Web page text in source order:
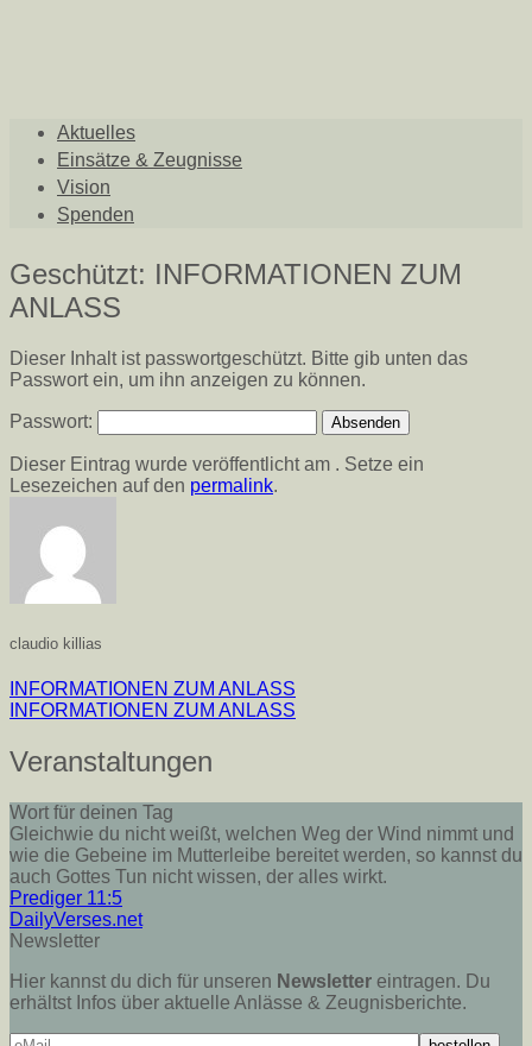
Aktuelles
Einsätze & Zeugnisse
Vision
Spenden
Geschützt: INFORMATIONEN ZUM
ANLASS
Dieser Inhalt ist passwortgeschützt. Bitte gib unten das
Passwort ein, um ihn anzeigen zu können.
Passwort:
Dieser Eintrag wurde veröffentlicht am . Setze ein
Lesezeichen auf den permalink.
claudio killias
INFORMATIONEN ZUM ANLASS
INFORMATIONEN ZUM ANLASS
Veranstaltungen
Wort für deinen Tag
Gleichwie du nicht weißt, welchen Weg der Wind nimmt und
wie die Gebeine im Mutterleibe bereitet werden, so kannst du
auch Gottes Tun nicht wissen, der alles wirkt.
Prediger 11:5
DailyVerses.net
Newsletter
Hier kannst du dich für unseren Newsletter eintragen. Du
erhältst Infos über aktuelle Anlässe & Zeugnisberichte.